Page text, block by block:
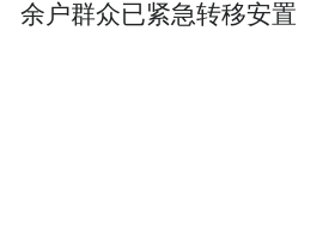
余户群众已紧急转移安置